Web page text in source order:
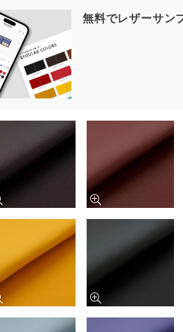
無料でレザーサン